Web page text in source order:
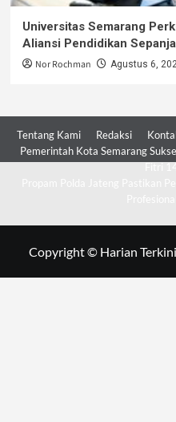
Universitas Semarang
Aliansi Pendidikan
Nor Rochman Agustus 6,
Tentang Kami Redaksi
Pemerintah Kota Semarang
Copyright © Harian Terkini